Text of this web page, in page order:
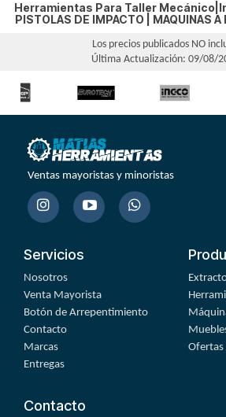
Herramientas Para Taller
PISTOLAS DE IMPACTO
MAQUINAS A
Los precios publicados NO
Última Actualización: 09/08/
Ventas mayoristas y minoristas
Servicios
Nosotros
Venta Mayorista
Botón de Arrepentimiento
Contacto
Marcas
Entregas
Ofertas
Contacto